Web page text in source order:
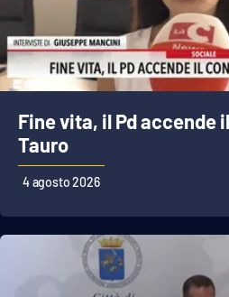
LaC TV
LaC Network
LaC OnAir
EDIZIONI
LOCALI
Catanzaro
Crotone
Fine vita, il Pd accende
Tauro
4 agosto 2026